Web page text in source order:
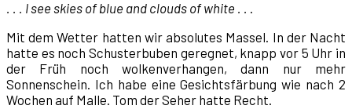
. . . I see skies of blue and clouds of white . . .
Mit dem Wetter hatten wir absolutes Massel. In der Nacht
hatte es noch Schusterbuben geregnet, knapp vor 5 Uhr in
der Früh noch wolkenverhangen, dann nur mehr
Sonnenschein. Ich habe eine Gesichtsfärbung wie nach 2
Wochen auf Malle. Tom der Seher hatte Recht.